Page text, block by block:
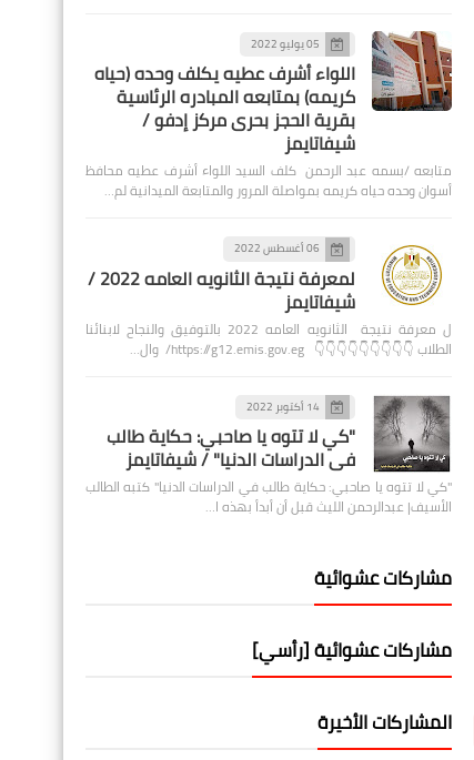
05 يوليو 2022
اللواء أشرف عطيه يكلف وحده (حياه
كريمه) بمتابعه المبادره الرئاسية
بقرية الحجز بحرى مركز إدفو /
شيفاتايمز
متابعه /بسمه عبد الرحمن كلف السيد اللواء أشرف عطيه محافظ
أسوان وحده حياه كريمه بمواصلة المرور والمتابعة الميدانية لم…
06 أغسطس 2022
لمعرفة نتيجة الثانويه العامه 2022 /
شيفاتايمز
ل معرفة نتيجة الثانويه العامه 2022 بالتوفيق والنجاح لابنائنا
الطلاب 👇👇👇👇👇👇👇👇👇 https://g12.emis.gov.eg/ وال…
14 أكتوبر 2022
"كي لا تتوه يا صاحبي: حكاية طالب
في الدراسات الدنيا" / شيفاتايمز
"كي لا تتوه يا صاحبي: حكاية طالب في الدراسات الدنيا" كتبه الطالب
الأسيف| عبدالرحمن الليث قبل أن أبدأ بهذه ا…
مشاركات عشوائية
مشاركات عشوائية [رأسي]
المشاركات الأخيرة